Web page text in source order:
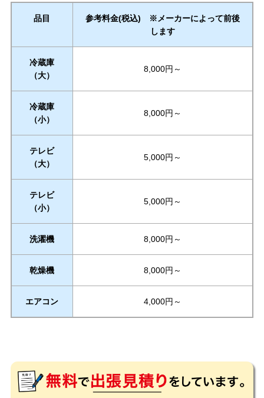
品目
参考料金(税込) ※メーカーによって前後
します
冷蔵庫
（大）
8,000円～
冷蔵庫
（小）
8,000円～
テレビ
（大）
5,000円～
テレビ
（小）
5,000円～
洗濯機 8,000円～
乾燥機 8,000円～
エアコン 4,000円～